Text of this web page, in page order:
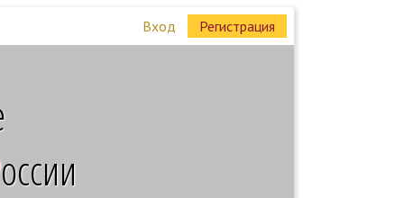
Вход Регистрация
России